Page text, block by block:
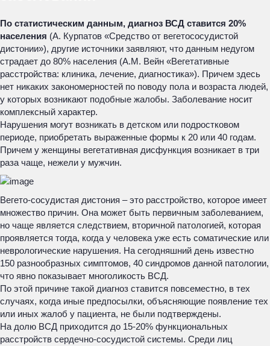
По статистическим данным, диагноз ВСД ставится 20%
населения (А. Курпатов «Средство от вегетососудистой
дистонии»), другие источники заявляют, что данным недугом
страдает до 80% населения (А.М. Вейн «Вегетативные
расстройства: клиника, лечение, диагностика»). Причем здесь
нет никаких закономерностей по поводу пола и возраста людей,
у которых возникают подобные жалобы. Заболевание носит
комплексный характер.
Нарушения могут возникать в детском или подростковом
периоде, приобретать выраженные формы к 20 или 40 годам.
Причем у женщины вегетативная дисфункция возникает в три
раза чаще, нежели у мужчин.
Вегето-сосудистая дистония – это расстройство, которое имеет
множество причин. Она может быть первичным заболеванием,
но чаще является следствием, вторичной патологией, которая
проявляется тогда, когда у человека уже есть соматические или
неврологические нарушения. На сегодняшний день известно
150 разнообразных симптомов, 40 синдромов данной патологии,
что явно показывает многоликость ВСД.
По этой причине такой диагноз ставится повсеместно, в тех
случаях, когда иные предпосылки, объясняющие появление тех
или иных жалоб у пациента, не были подтверждены.
На долю ВСД приходится до 15-20% функциональных
расстройств сердечно-сосудистой системы. Среди лиц